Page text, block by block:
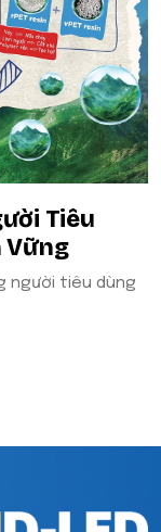
Tiêu
Vững
người tiêu dùng